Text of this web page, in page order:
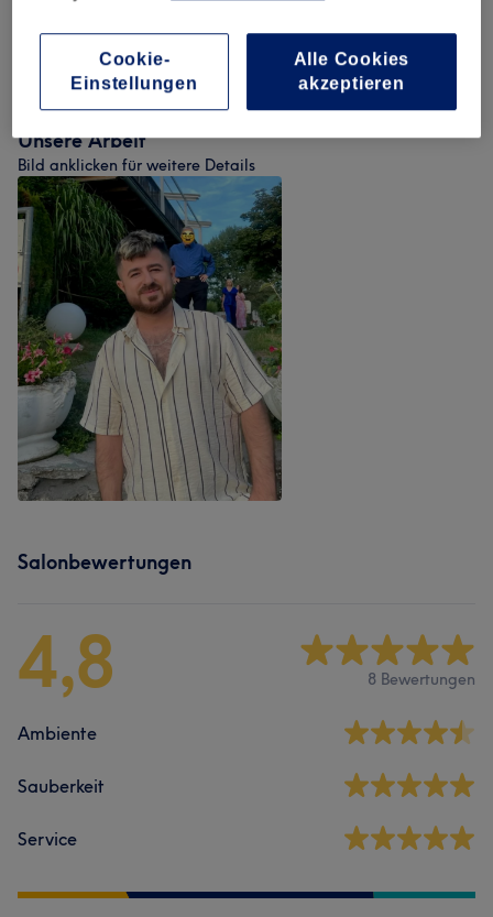
ab 5 €
Unsere Arbeit
Bild anklicken für weitere Details
Salonbewertungen
4,8 8 Bewertungen
Ambiente
Sauberkeit
Service
Alle Cookies
akzeptieren
Cookie-
Einstellungen